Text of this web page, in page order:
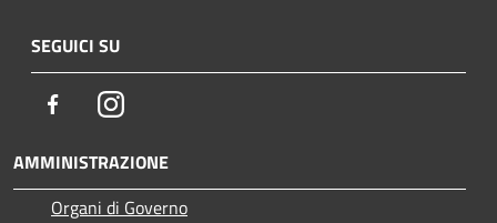
SEGUICI SU
FacebookInstagram
AMMINISTRAZIONE
Organi di Governo